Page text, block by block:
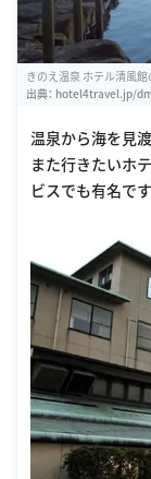
きのえ温泉 ホテル清風館
出典： hotel4travel.jp/
温泉から海を見
また行きたいホ
ビスでも有名です